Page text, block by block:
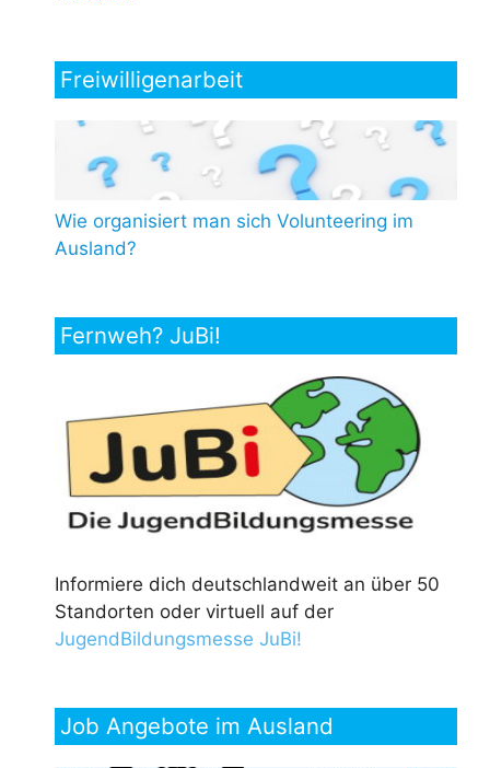
Freiwilligenarbeit
Wie organisiert man sich Volunteering im
Ausland?
Fernweh? JuBi!
Informiere dich deutschlandweit an über 50
Standorten oder virtuell auf der
JugendBildungsmesse JuBi!
Job Angebote im Ausland